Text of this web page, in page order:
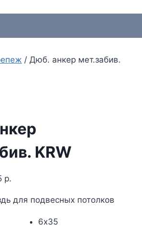
/ Дюб. анкер мет.забив.
KRW
р.
для подвесных потолков
6х35